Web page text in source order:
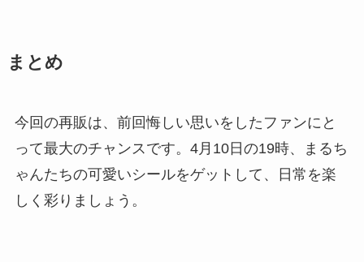
まとめ
今回の再販は、前回悔しい思いをしたファンにと
って最大のチャンスです。4月10日の19時、まるち
ゃんたちの可愛いシールをゲットして、日常を楽
しく彩りましょう。